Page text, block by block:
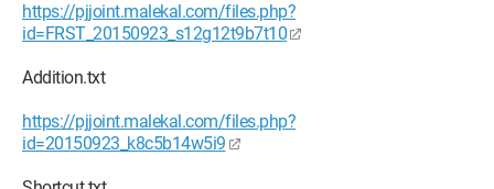
https://pjjoint.malekal.com/files.php?
id=FRST_20150923_s12g12t9b7t10
Addition.txt
https://pjjoint.malekal.com/files.php?
id=20150923_k8c5b14w5i9